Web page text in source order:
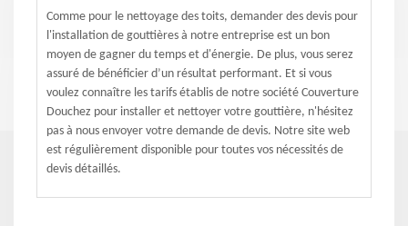
Comme pour le nettoyage des toits, demander des devis pour
l'installation de gouttières à notre entreprise est un bon
moyen de gagner du temps et d'énergie. De plus, vous serez
assuré de bénéficier d’un résultat performant. Et si vous
voulez connaître les tarifs établis de notre société Couverture
Douchez pour installer et nettoyer votre gouttière, n'hésitez
pas à nous envoyer votre demande de devis. Notre site web
est régulièrement disponible pour toutes vos nécessités de
devis détaillés.